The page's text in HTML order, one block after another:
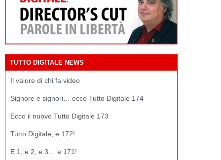
TUTTO DIGITALE NEWS
Il valore di chi fa video
Signore e signori… ecco Tutto Digitale 174
Ecco il nuovo Tutto Digitale 173
Tutto Digitale, e 172!
E 1, e 2, e 3… e 171!